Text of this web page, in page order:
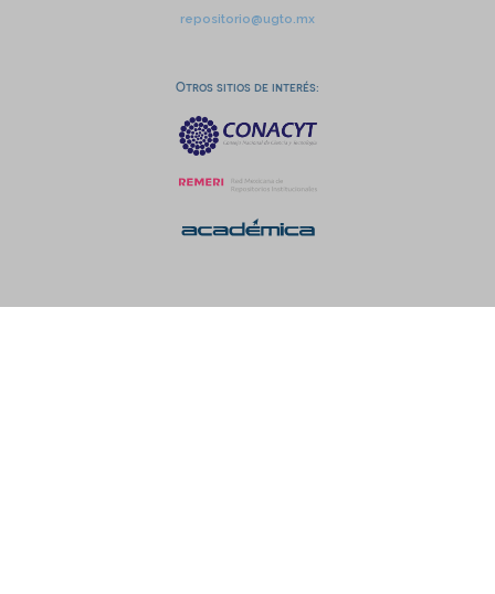
repositorio@ugto.mx
Otros sitios de interés: